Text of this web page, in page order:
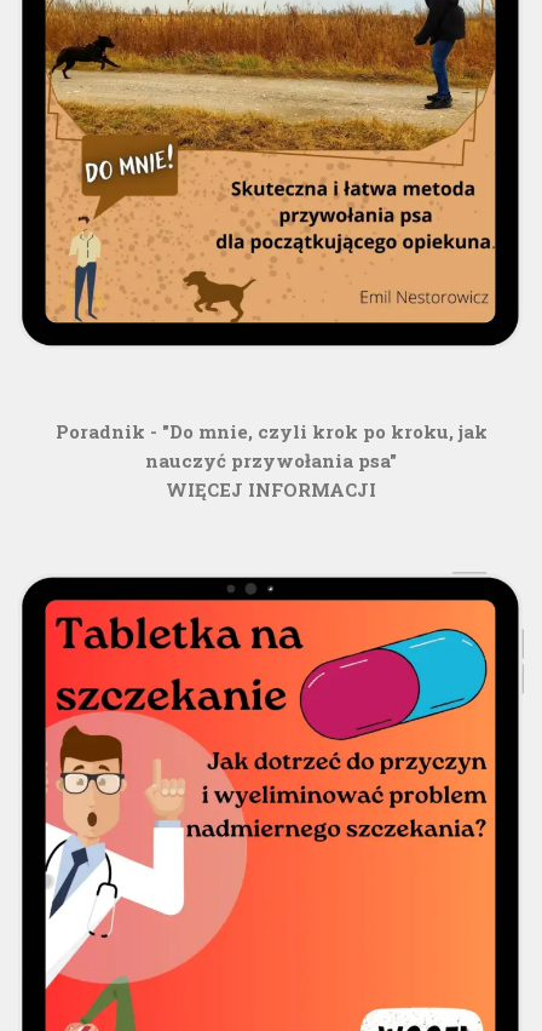
Poradnik - "Do mnie, czyli krok po kroku, jak
nauczyć przywołania psa"
WIĘCEJ INFORMACJI